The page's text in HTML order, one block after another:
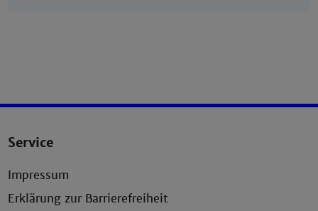
Service
Impressum
Erklärung zur Barrierefreiheit